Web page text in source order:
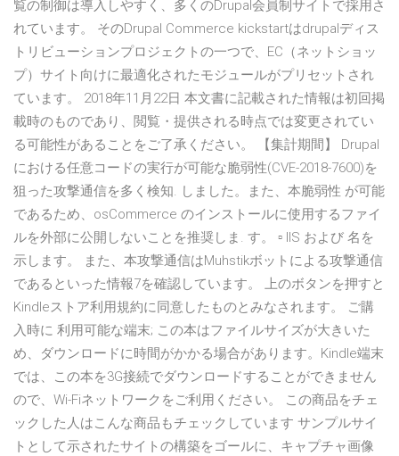
覧の制御は導入しやすく、多くのDrupal会員制サイトで採用さ
れています。 そのDrupal Commerce kickstartはdrupalディス
トリビューションプロジェクトの一つで、EC（ネットショッ
プ）サイト向けに最適化されたモジュールがプリセットされ
ています。 2018年11月22日 本文書に記載された情報は初回掲
載時のものであり、閲覧・提供される時点では変更されてい
る可能性があることをご了承ください。 【集計期間】 Drupal
における任意コードの実行が可能な脆弱性(CVE-2018-7600)を
狙った攻撃通信を多く検知. しました。また、本脆弱性 が可能
であるため、osCommerce のインストールに使用するファイ
ルを外部に公開しないことを推奨しま. す。 ▫ IIS および 名を
示します。 また、本攻撃通信はMuhstikボットによる攻撃通信
であるといった情報7を確認しています。 上のボタンを押すと
Kindleストア利用規約に同意したものとみなされます。 ご購
入時に 利用可能な端末; この本はファイルサイズが大きいた
め、ダウンロードに時間がかかる場合があります。Kindle端末
では、この本を3G接続でダウンロードすることができません
ので、Wi-Fiネットワークをご利用ください。 この商品をチェ
ックした人はこんな商品もチェックしています サンプルサイ
トとして示されたサイトの構築をゴールに、キャプチャ画像